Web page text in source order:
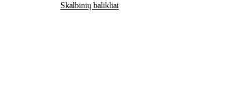
Skalbinių balikliai